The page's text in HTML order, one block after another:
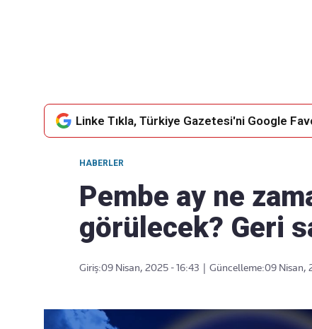
Linke Tıkla, Türkiye Gazetesi'ni Google
HABERLER
Pembe ay ne
görülecek? Geri
Giriş:09 Nisan, 2025 - 16:43 Güncelleme:09 Nisan,